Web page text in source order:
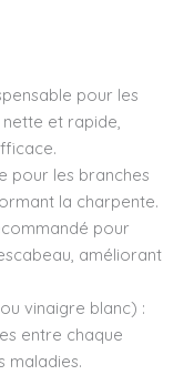
pour les
et rapide,
pour les branches
la charpente.
pour
améliorant
vinaigre blanc) :
entre chaque
maladies.